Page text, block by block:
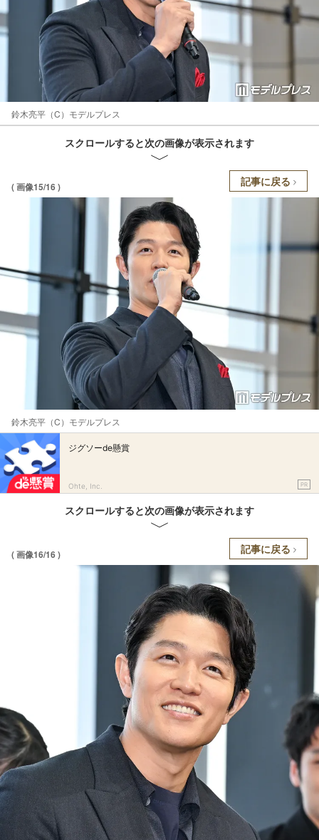
鈴木亮平（C）モデルプレス
スクロールすると次の画像が表示されます
( 画像15/16 ) 記事に戻る
鈴木亮平（C）モデルプレス
ジグソーde懸賞
Ohte, Inc. PR
スクロールすると次の画像が表示されます
( 画像16/16 ) 記事に戻る